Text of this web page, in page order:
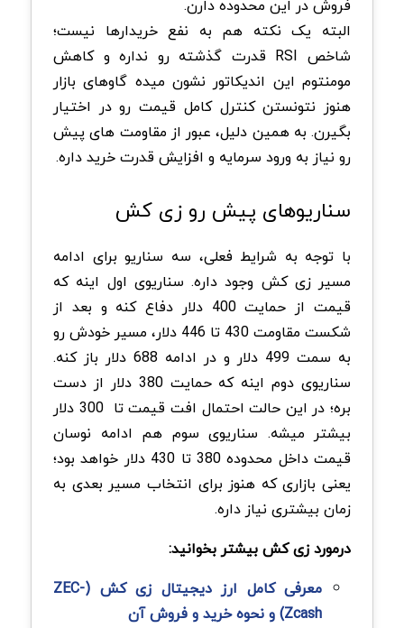
فروش در این محدوده دارن.
البته یک نکته هم به نفع خریدارها نیست؛
شاخص RSI قدرت گذشته رو نداره و کاهش
مومنتوم این اندیکاتور نشون میده گاوهای بازار
هنوز نتونستن کنترل کامل قیمت رو در اختیار
بگیرن. به همین دلیل، عبور از مقاومت های پیش
رو نیاز به ورود سرمایه و افزایش قدرت خرید داره.
سناریوهای پیش رو زی کش
با توجه به شرایط فعلی، سه سناریو برای ادامه
مسیر زی کش وجود داره. سناریوی اول اینه که
قیمت از حمایت 400 دلار دفاع کنه و بعد از
شکست مقاومت 430 تا 446 دلار، مسیر خودش رو
به سمت 499 دلار و در ادامه 688 دلار باز کنه.
سناریوی دوم اینه که حمایت 380 دلار از دست
بره؛ در این حالت احتمال افت قیمت تا 300 دلار
بیشتر میشه. سناریوی سوم هم ادامه نوسان
قیمت داخل محدوده 380 تا 430 دلار خواهد بود؛
یعنی بازاری که هنوز برای انتخاب مسیر بعدی به
زمان بیشتری نیاز داره.
درمورد زی کش بیشتر بخوانید:
معرفی کامل ارز دیجیتال زی کش (ZEC-
Zcash) و نحوه خرید و فروش آن